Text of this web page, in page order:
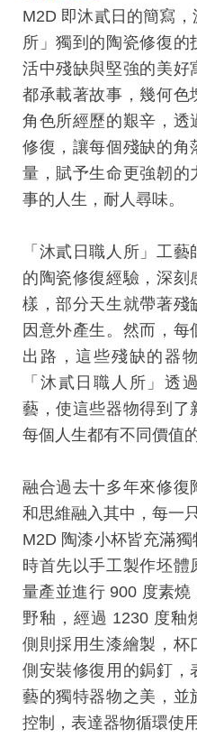
平
台
回
首
頁
網
站
導
工
藝
中
心
藝
文
會
中
心
加
入
平
台
平
台
服
M2D 即沐貳日的簡寫，
所」獨到的陶瓷修復的
活中殘缺與堅強的美好
都承載著故事，幾何色
角色所經歷的艱辛，透
修復，讓每個殘缺的角
量，賦予生命更強韌的
事的人生，耐人尋味。
「沐貳日職人所」工
的陶瓷修復經驗，深刻
樣，部分天生就帶著殘
因意外產生。然而，每
出路，這些殘缺的器
「沐貳日職人所」透
藝，使這些器物得到了
每個人生都有不同價值
融合過去十多年來修復
和思維融入其中，每一只
M2D 陶漆小杯皆充滿
時首先以手工製作坯體
量產並進行 900 度素
野釉，經過 1230 度釉
側則採用生漆繪製，杯
側安裝修復用的鋦釘，
藝的獨特器物之美，並
控制，表達器物循環使